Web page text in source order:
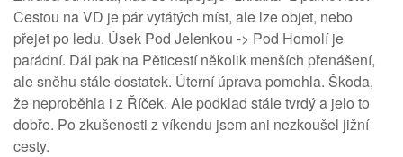
Cestou na VD je pár vytátých míst, ale lze objet, nebo
přejet po ledu. Úsek Pod Jelenkou -> Pod Homolí je
parádní. Dál pak na Pěticestí několik menších přenášení,
ale sněhu stále dostatek. Úterní úprava pomohla. Škoda,
že neproběhla i z Říček. Ale podklad stále tvrdý a jelo to
dobře. Po zkušenosti z víkendu jsem ani nezkoušel jižní
cesty.